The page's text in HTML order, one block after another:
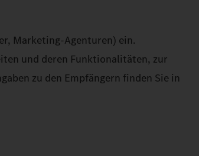
Marketing-Agenturen) ein.
und deren Funktionalitäten, zur
zu den Empfängern finden Sie in